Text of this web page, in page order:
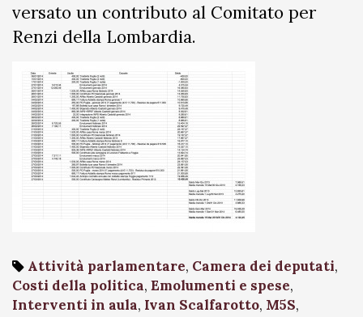
versato un contributo al Comitato per
Renzi della Lombardia.
Attività parlamentare, Camera dei deputati,
Costi della politica, Emolumenti e spese,
Interventi in aula, Ivan Scalfarotto, M5S,